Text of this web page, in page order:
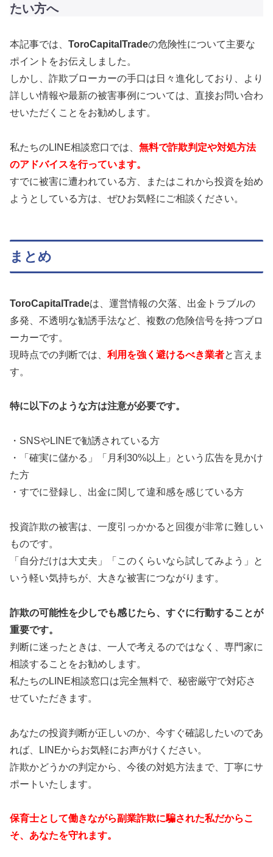
たい方へ
本記事では、 ToroCapitalTradeの危険性について主要な
ポイントをお伝えしました。
しかし、詐欺ブローカーの手口は日々進化しており、より
詳しい情報や最新の被害事例については、直接お問い合わ
せいただくことをお勧めします。
私たちのLINE相談窓口では、 無料で詐欺判定や対処方法
のアドバイスを行っています。
すでに被害に遭われている方、またはこれから投資を始め
ようとしている方は、ぜひお気軽にご相談ください。
まとめ
ToroCapitalTradeは、運営情報の欠落、出金トラブルの
多発、不透明な勧誘手法など、複数の危険信号を持つブロ
ーカーです。
現時点での判断では、 利用を強く避けるべき業者と言えま
す。
特に以下のような方は注意が必要です。
・SNSやLINEで勧誘されている方
・「確実に儲かる」「月利30%以上」という広告を見かけ
た方
・すでに登録し、出金に関して違和感を感じている方
投資詐欺の被害は、一度引っかかると回復が非常に難しい
ものです。
「自分だけは大丈夫」「このくらいなら試してみよう」と
いう軽い気持ちが、大きな被害につながります。
詐欺の可能性を少しでも感じたら、すぐに行動することが
重要です。
判断に迷ったときは、一人で考えるのではなく、専門家に
相談することをお勧めします。
私たちのLINE相談窓口は完全無料で、秘密厳守で対応さ
せていただきます。
あなたの投資判断が正しいのか、今すぐ確認したいのであ
れば、LINEからお気軽にお声がけください。
詐欺かどうかの判定から、今後の対処方法まで、丁寧にサ
ポートいたします。
保育士として働きながら副業詐欺に騙された私だからこ
そ、あなたを守れます。